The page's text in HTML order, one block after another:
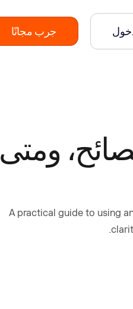
جرب مجانًا
ومتى
A practical guide to using